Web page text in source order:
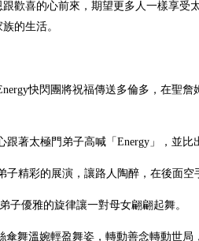
跟歡喜的心前來，期望更多人一樣享受
的生活。
快閃團將祝福傳送多倫多，在聖詹
跟著太極門弟子高喊「Energy」，並比
子精彩的展演，讓路人陶醉，在後面空
子優雅的旋律讓一對母女翩翩起舞。
傘舞溫婉輕盈舞姿，轉動善念轉動世局